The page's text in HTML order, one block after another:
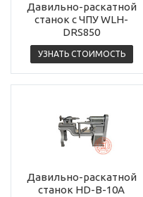
Давильно-раскатной
станок с ЧПУ WLH-
DRS850
УЗНАТЬ СТОИМОСТЬ
Давильно-раскатной
станок HD-B-10A